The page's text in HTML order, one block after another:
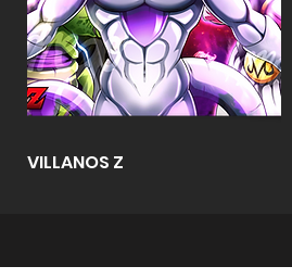
Vista rápida
VILLANOS Z